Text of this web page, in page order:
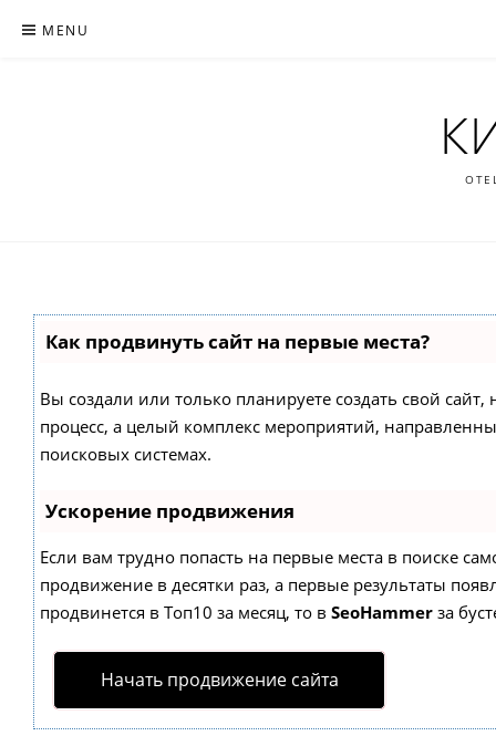
MENU
Как продвинуть сайт на первые места?
Вы создали или только планируете создать свой
процесс, а целый комплекс мероприятий,
поисковых системах.
Ускорение продвижения
Если вам трудно попасть на первые места в поиске
продвижение в десятки раз, а первые результаты
продвинется в Топ10 за месяц, то в SeoHammer за
Начать продвижение сайта